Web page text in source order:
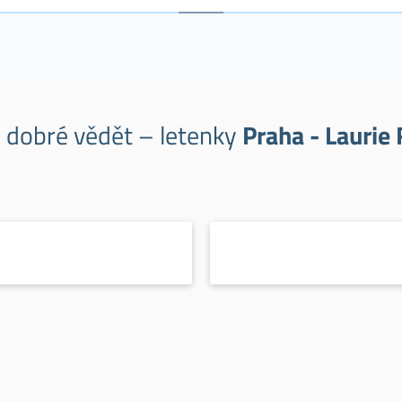
dobré vědět – letenky Praha - Laurie